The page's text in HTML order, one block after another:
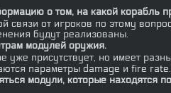
о том, на какой корабль
связи от игроков по этому
будут реализованы.
модулей оружия.
уже присутствует, но имеет
параметры damage и fire
модули, которые находятся